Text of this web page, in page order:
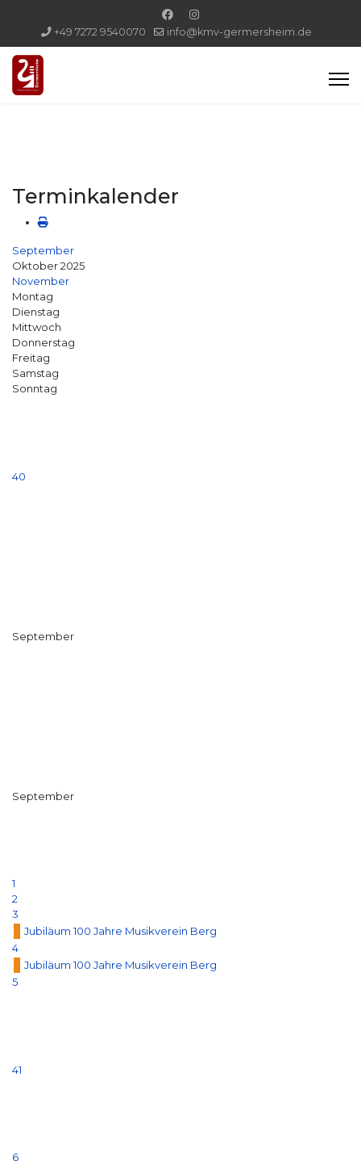
+49 7272 9540070 info@kmv-germersheim.de
Terminkalender
September
Oktober 2025
November
Montag
Dienstag
Mittwoch
Donnerstag
Freitag
Samstag
Sonntag
40
September
September
1
2
3
Jubiläum 100 Jahre Musikverein Berg
4
Jubiläum 100 Jahre Musikverein Berg
5
41
6